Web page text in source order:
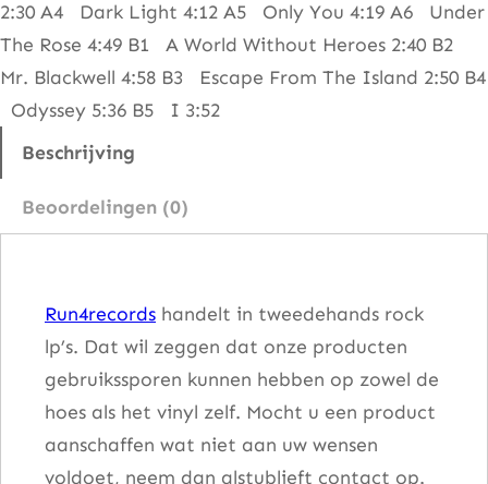
s
c
o
2:30 A4 Dark Light 4:12 A5 Only You 4:19 A6 Under
The Rose 4:49 B1 A World Without Heroes 2:40 B2
Mr. Blackwell 4:58 B3 Escape From The Island 2:50 B4
Odyssey 5:36 B5 I 3:52
Beschrijving
Beoordelingen (0)
Run4records handelt in tweedehands rock
lp’s. Dat wil zeggen dat onze producten
gebruikssporen kunnen hebben op zowel de
hoes als het vinyl zelf. Mocht u een product
aanschaffen wat niet aan uw wensen
voldoet, neem dan alstublieft contact op.